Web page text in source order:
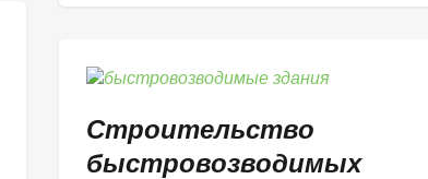
Строительство
быстровозводимых